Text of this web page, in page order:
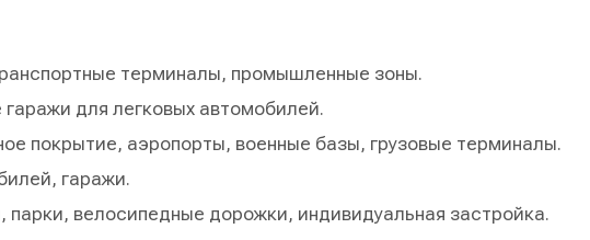
терминалы, промышленные зоны.
для легковых автомобилей.
покрытие, аэропорты, военные базы, грузовые терминалы.
гаражи.
велосипедные дорожки, индивидуальная застройка.